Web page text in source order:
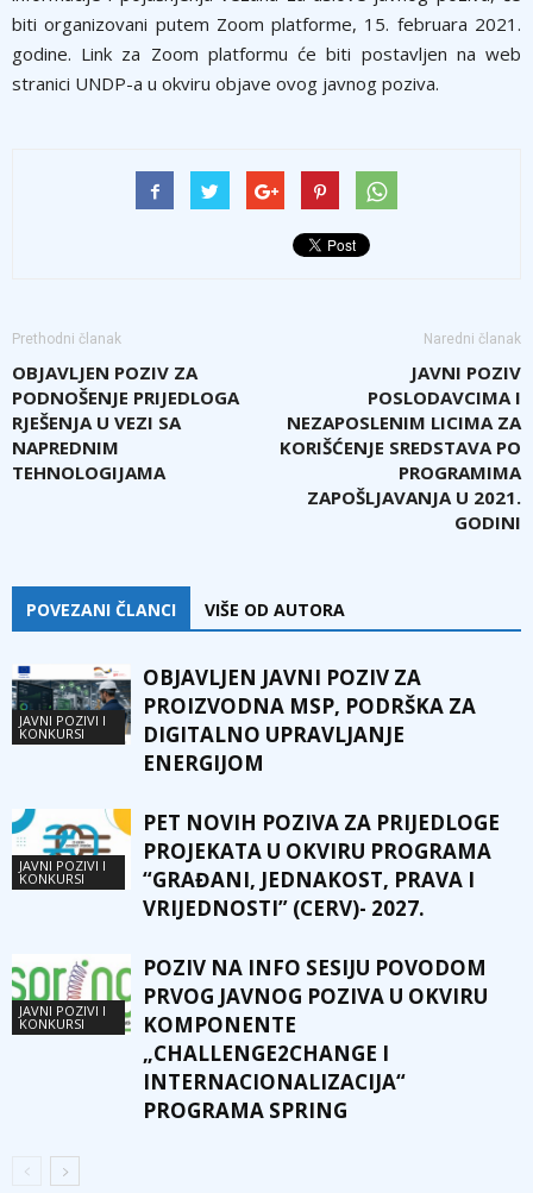
biti organizovani putem Zoom platforme, 15. februara 2021.
godine. Link za Zoom platformu će biti postavljen na web
stranici UNDP-a u okviru objave ovog javnog poziva.
Prethodni članak
OBJAVLЈEN POZIV ZA
PODNOŠENJE PRIJEDLOGA
RJEŠENJA U VEZI SA
NAPREDNIM
TEHNOLOGIJAMA
Naredni članak
JAVNI POZIV
POSLODAVCIMA I
NEZAPOSLENIM LICIMA ZA
KORIŠĆENJE SREDSTAVA PO
PROGRAMIMA
ZAPOŠLJAVANЈA U 2021.
GODINI
POVEZANI ČLANCI VIŠE OD AUTORA
JAVNI POZIVI I
KONKURSI
OBJAVLJEN JAVNI POZIV ZA
PROIZVODNA MSP, PODRŠKA ZA
DIGITALNO UPRAVLJANJE
ENERGIJOM
JAVNI POZIVI I
KONKURSI
PET NOVIH POZIVA ZA PRIJEDLOGE
PROJEKATA U OKVIRU PROGRAMA
“GRAĐANI, JEDNAKOST, PRAVA I
VRIJEDNOSTI” (CERV)- 2027.
JAVNI POZIVI I
KONKURSI
POZIV NA INFO SESIJU POVODOM
PRVOG JAVNOG POZIVA U OKVIRU
KOMPONENTE
„CHALLENGE2CHANGE I
INTERNACIONALIZACIJA“
PROGRAMA SPRING